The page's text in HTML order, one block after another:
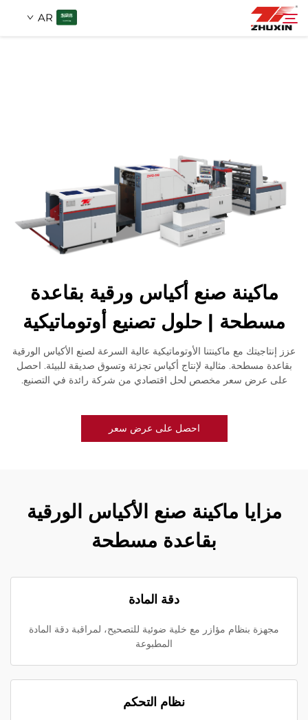
AR
شركة
أخبار
الأسئلة الشائعة
ماكينة صنع أكياس ورقية بقاعدة
مسطحة | حلول تصنيع أوتوماتيكية
عزز إنتاجيتك مع ماكينتنا الأوتوماتيكية عالية السرعة لصنع الأكياس الورقية
بقاعدة مسطحة. مثالية لإنتاج أكياس تجزئة وتسوق صديقة للبيئة. احصل
على عرض سعر مخصص لحل اقتصادي من شركة رائدة في التصنيع.
احصل على عرض سعر
مزايا ماكينة صنع الأكياس الورقية
بقاعدة مسطحة
دقة المادة
مجهزة بنظام مؤازر مع خلية ضوئية للتصحيح، لمراقبة دقة المادة
المطبوعة
نظام التحكم